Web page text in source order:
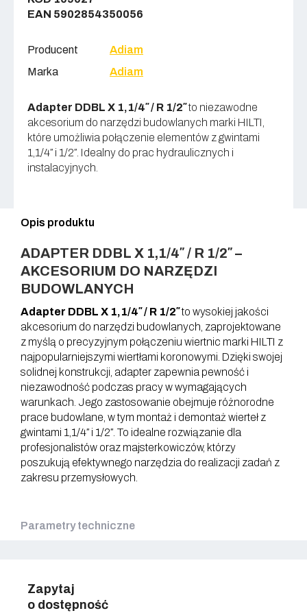
EAN 5902854350056
Producent
Adiam
Marka
Adiam
Adapter DDBL X 1,1/4″ / R 1/2″to niezawodne
akcesorium do narzędzi budowlanych marki HILTI,
które umożliwia połączenie elementów z gwintami
1,1/4″ i 1/2″. Idealny do prac hydraulicznych i
instalacyjnych.
Opis produktu
ADAPTER DDBL X 1,1/4″ / R 1/2″ –
AKCESORIUM DO NARZĘDZI
BUDOWLANYCH
Adapter DDBL X 1,1/4″ / R 1/2″to wysokiej jakości
akcesorium do narzędzi budowlanych, zaprojektowane
z myślą o precyzyjnym połączeniu wiertnic marki HILTI z
najpopularniejszymi wiertłami koronowymi. Dzięki swojej
solidnej konstrukcji, adapter zapewnia pewność i
niezawodność podczas pracy w wymagających
warunkach. Jego zastosowanie obejmuje różnorodne
prace budowlane, w tym montaż i demontaż wierteł z
gwintami 1,1/4″ i 1/2″. To idealne rozwiązanie dla
profesjonalistów oraz majsterkowiczów, którzy
poszukują efektywnego narzędzia do realizacji zadań z
zakresu przemysłowych.
Parametry techniczne
Zapytaj
o dostępność